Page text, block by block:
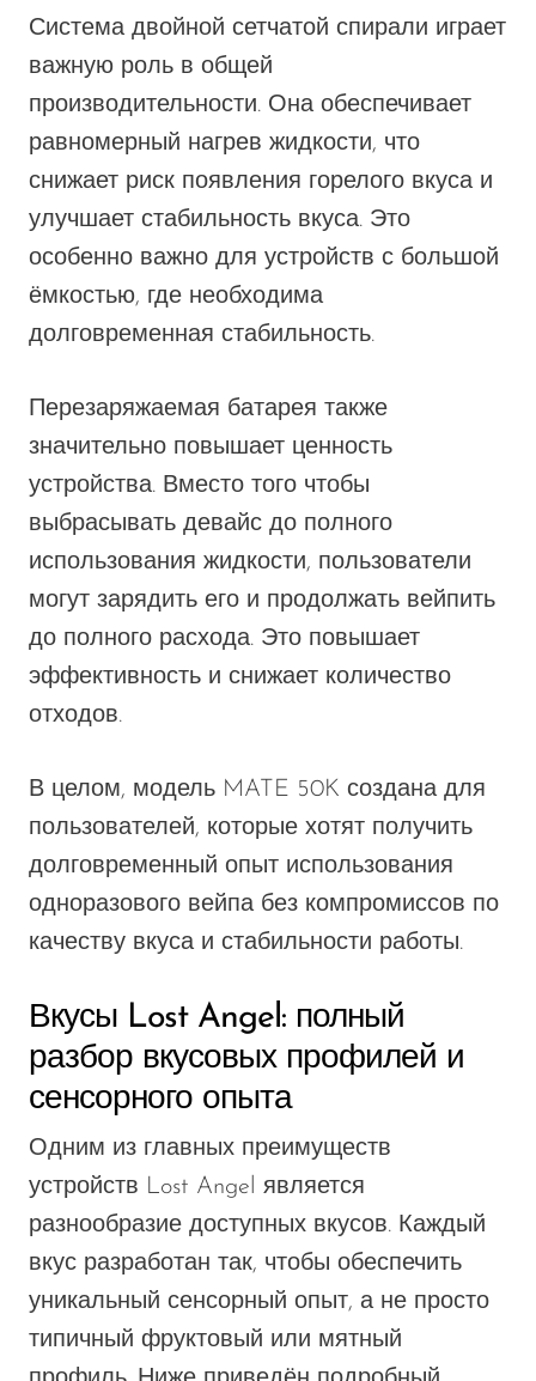
Система двойной сетчатой спирали играет
важную роль в общей
производительности. Она обеспечивает
равномерный нагрев жидкости, что
снижает риск появления горелого вкуса и
улучшает стабильность вкуса. Это
особенно важно для устройств с большой
ёмкостью, где необходима
долговременная стабильность.
Перезаряжаемая батарея также
значительно повышает ценность
устройства. Вместо того чтобы
выбрасывать девайс до полного
использования жидкости, пользователи
могут зарядить его и продолжать вейпить
до полного расхода. Это повышает
эффективность и снижает количество
отходов.
В целом, модель MATE 50K создана для
пользователей, которые хотят получить
долговременный опыт использования
одноразового вейпа без компромиссов по
качеству вкуса и стабильности работы.
Вкусы Lost Angel: полный
разбор вкусовых профилей и
сенсорного опыта
Одним из главных преимуществ
устройств Lost Angel является
разнообразие доступных вкусов. Каждый
вкус разработан так, чтобы обеспечить
уникальный сенсорный опыт, а не просто
типичный фруктовый или мятный